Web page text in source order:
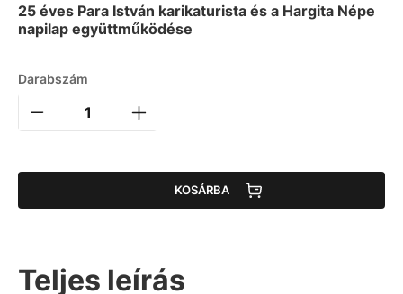
25 éves Para István karikaturista és a Hargita Népe
napilap együttműködése
Darabszám
KOSÁRBA
Teljes leírás